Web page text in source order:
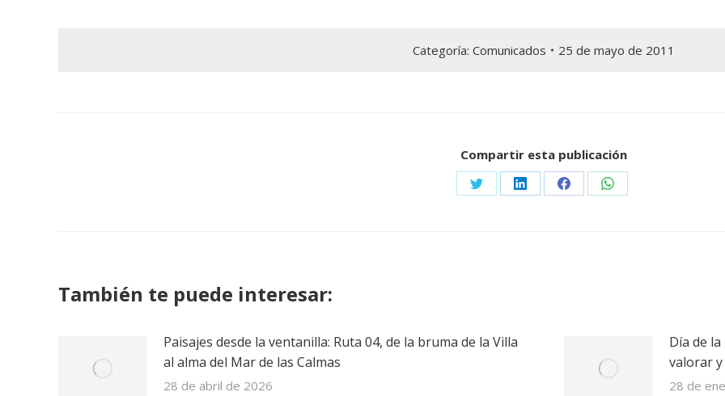
Categoría: Comunicados 25 de mayo de 2011
Compartir esta publicación
Share Share Share Share
También te puede interesar:
Paisajes desde la ventanilla: Ruta 04, de la bruma de la Villa
al alma del Mar de las Calmas
28 de abril de 2026
Día de
valorar
28 de